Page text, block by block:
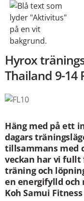
Hyrox
Thailand 9-14
Häng med på ett
dagars
tillsammans med
veckan har vi fullt
träning och
en energifylld och
Koh Samui